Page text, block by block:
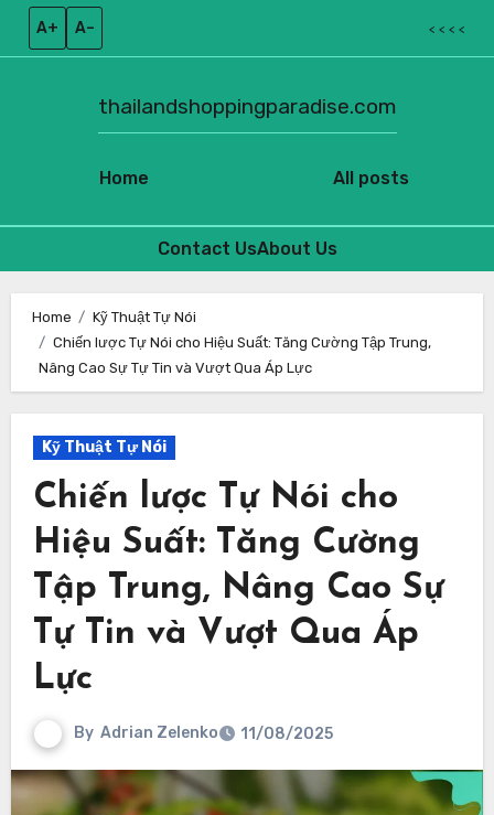
A+ A– < < < <
Home
thailandshoppingparadise.com
All posts
Contact UsAbout Us
content
Home
Kỹ Thuật Tự Nói
Chiến lược Tự Nói cho Hiệu Suất: Tăng Cường Tập Trung,
Nâng Cao Sự Tự Tin và Vượt Qua Áp Lực
Kỹ Thuật Tự Nói
Chiến lược Tự Nói cho
Hiệu Suất: Tăng Cường
Tập Trung, Nâng Cao Sự
Tự Tin và Vượt Qua Áp
Lực
By Adrian Zelenko 11/08/2025